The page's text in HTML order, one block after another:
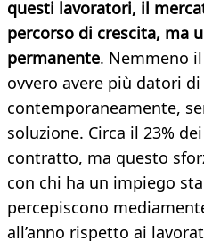
questi lavoratori, il
percorso di crescita, ma
permanente. Nemmeno
ovvero avere più datori
contemporaneamente,
soluzione. Circa il 23%
contratto, ma questo
con chi ha un impiego
percepiscono
all’anno rispetto ai